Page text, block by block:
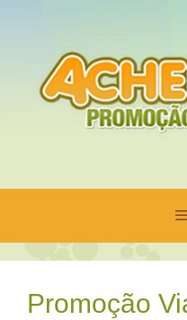
conteúdo
Promoção